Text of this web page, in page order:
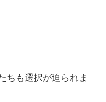
ちも選択が迫られま